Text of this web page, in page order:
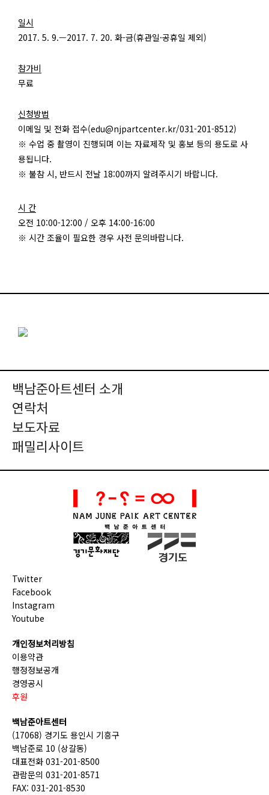
일시
2017. 5. 9.—2017. 7. 20. 화-금(휴관일·공휴일 제외)
참가비
무료
신청방법
이메일 및 전화 접수(edu@njpartcenter.kr/031-201-8512)
※ 수업 중 촬영이 진행되며 이는 자료제작 및 홍보 등의 용도로 사
용됩니다.
※ 불참 시, 반드시 전날 18:00까지 알려주시기 바랍니다.
시 간
오전 10:00-12:00 / 오후 14:00-16:00
※ 시간 조율이 필요한 경우 사전 문의바랍니다.
백남준아트센터 소개
연락처
보도자료
패밀리사이트
Twitter
Facebook
Instagram
Youtube
개인정보처리방침
이용약관
행정정보공개
경영공시
후원
백남준아트센터
(17068) 경기도 용인시 기흥구
백남준로 10 (상갈동)
대표전화 031-201-8500
관람문의 031-201-8571
FAX: 031-201-8530